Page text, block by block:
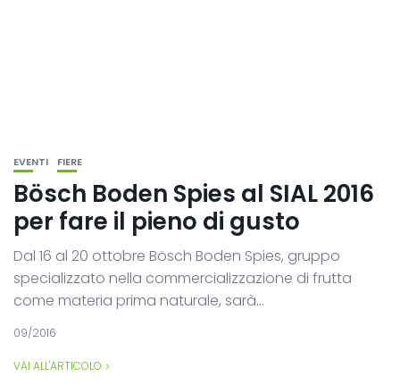
EVENTI FIERE
Bösch Boden Spies al SIAL 2016
per fare il pieno di gusto
Dal 16 al 20 ottobre Bösch Boden Spies, gruppo
specializzato nella commercializzazione di frutta
come materia prima naturale, sarà...
09/2016
VAI ALL'ARTICOLO